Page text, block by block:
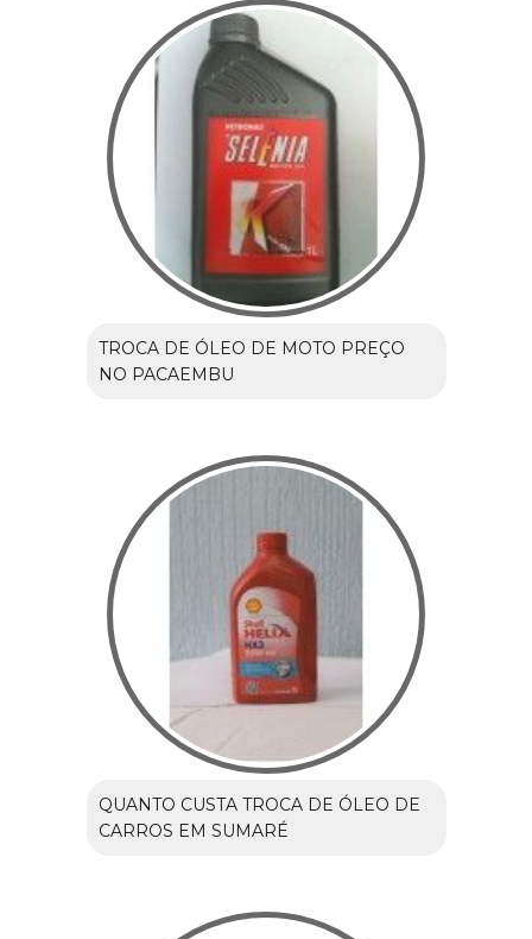
TROCA DE ÓLEO DE MOTO PREÇO
NO PACAEMBU
QUANTO CUSTA TROCA DE ÓLEO DE
CARROS EM SUMARÉ